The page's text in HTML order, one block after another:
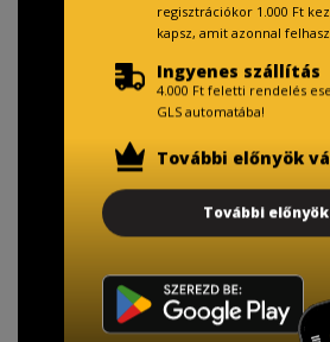
TISZTELT VÁSÁRLÓNK!
adatainak biztonsága érdekében!
A Kormány döntése alapján a
regisztrációkor 1.000 Ft
kapsz, amit azonnal
Ingyenes szállítás
4.000 Ft feletti rendelés
GLS automatába!
További előnyök
További előnyök